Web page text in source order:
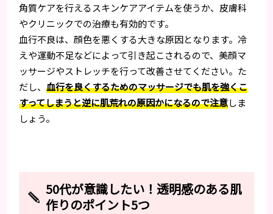
角質ケアを行えるスキンケアアイテムを使うか、皮膚科
やクリニックでの治療も有効的です。
血行不良は、顔色を悪くする大きな原因となります。冷
えや運動不足などによって引き起こされるので、美顔マ
ッサージやストレッチを行って改善させてください。た
だし、血行を良くするためのマッサージでも肌を強くこ
すってしまうと逆に肌荒れの原因かになるので注意しま
しょう。
50代が意識したい！透明感のある肌
作りのポイント5つ